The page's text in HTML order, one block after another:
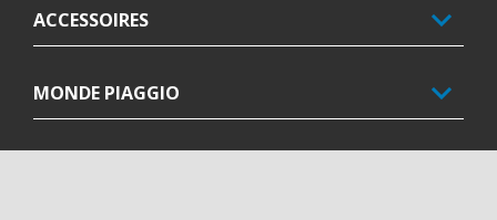
ACCESSOIRES
MONDE PIAGGIO